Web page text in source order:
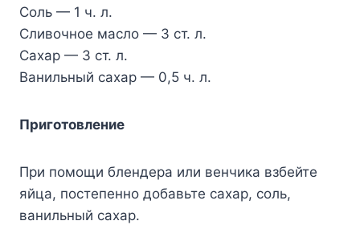
Соль — 1 ч. л.
Сливочное масло — 3 ст. л.
Сахар — 3 ст. л.
Ванильный сахар — 0,5 ч. л.
Приготовление
При помощи блендера или венчика взбейте
яйца, постепенно добавьте сахар, соль,
ванильный сахар.